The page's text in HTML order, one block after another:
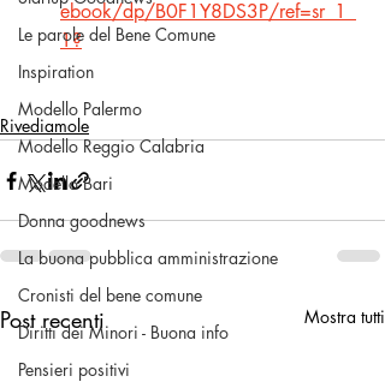
Le parole del Bene Comune
Inspiration
Modello Palermo
Modello Reggio Calabria
Modello Bari
Donna goodnews
La buona pubblica amministrazione
Cronisti del bene comune
Diritti dei Minori - Buona info
Pensieri positivi
ebook/dp/B0F1Y8DS3P/ref=sr_1_
1?
Rivediamole
Post recenti Mostra tutti